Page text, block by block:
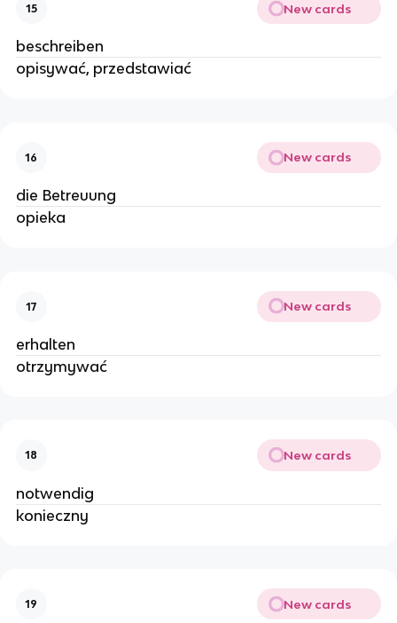
15 New cards
beschreiben
opisywać, przedstawiać
16 New cards
die Betreuung
opieka
17 New cards
erhalten
otrzymywać
18 New cards
notwendig
konieczny
19 New cards